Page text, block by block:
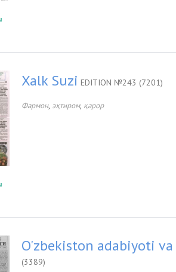
Xalk Suzi EDITION №243 (7201)
Фармон, эҳтиром, қарор
O'zbekiston adabiyoti
(3389)